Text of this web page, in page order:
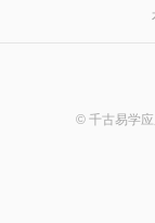
© 千古易学